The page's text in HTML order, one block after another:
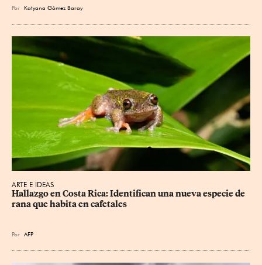
Por Katyana Gómez Baray
ARTE E IDEAS
Hallazgo en Costa Rica: Identifican una nueva especie de
rana que habita en cafetales
Por AFP